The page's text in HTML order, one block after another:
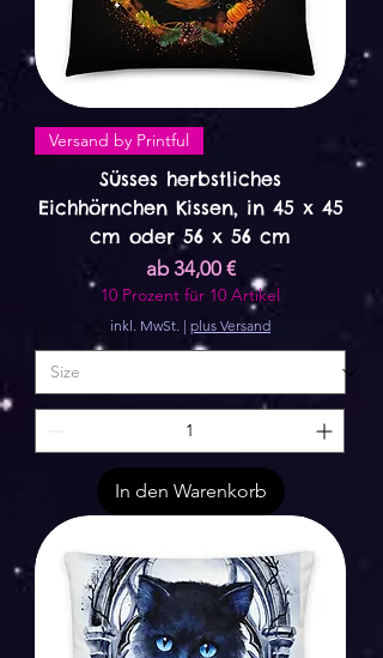
Versand by Printful
Süsses herbstliches
Eichhörnchen Kissen, in 45 x 45
cm oder 56 x 56 cm
ab 34,00 €
Sale-Preis
10 Prozent für 10 Artikel
inkl. MwSt. | plus Versand
In den Warenkorb